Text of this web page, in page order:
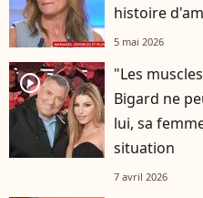
histoire
5 mai 2026
player2
"Les
Bigard ne
lui, sa
situation
7 avril 2026